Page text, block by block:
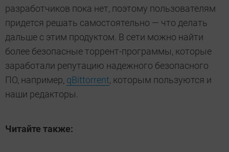
разработчиков пока нет, поэтому пользователям
придется решать самостоятельно — что делать
дальше с этим продуктом. В сети можно найти
более безопасные торрент-программы, которые
заработали репутацию надежного безопасного
ПО, например, qBittorrent, которым пользуются и
наши редакторы.
Читайте также: